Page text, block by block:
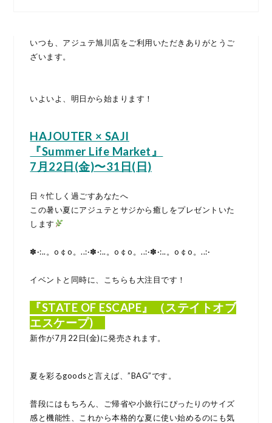
いつも、アジュテ旭川店をご利用いただきありがとうご
ざいます。
いよいよ、明日から始まります！
HAJOUTER × SAJI
『Summer Life Market』
7月22日(金)〜31日(日)
日々忙しく過ごすあなたへ
この暑い夏にアジュテとサジから癒しをプレゼントいた
します
✽·:..。o￠o。..:·✽·:..。o￠o。..:·✽·:..。o￠o。..:·
イベントと同時に、こちらも大注目です！
『STATE OF ESCAPE』（ステイトオブ
エスケープ)
新作が7月22日(金)に発売されます。
夏を彩るgoodsと言えば、”BAG”です。
普段にはもちろん、ご帰省や小旅行にぴったりのサイズ
感と機能性、これから本格的な夏に使い始めるのにも気